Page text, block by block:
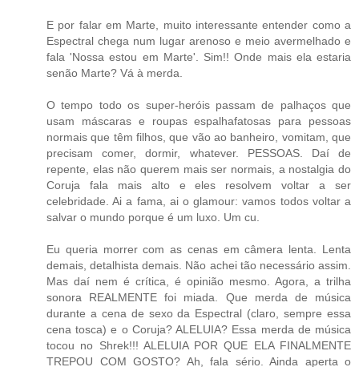
E por falar em Marte, muito interessante entender como a
Espectral chega num lugar arenoso e meio avermelhado e
fala 'Nossa estou em Marte'. Sim!! Onde mais ela estaria
senão Marte? Vá à merda.
O tempo todo os super-heróis passam de palhaços que
usam máscaras e roupas espalhafatosas para pessoas
normais que têm filhos, que vão ao banheiro, vomitam, que
precisam comer, dormir, whatever. PESSOAS. Daí de
repente, elas não querem mais ser normais, a nostalgia do
Coruja fala mais alto e eles resolvem voltar a ser
celebridade. Ai a fama, ai o glamour: vamos todos voltar a
salvar o mundo porque é um luxo. Um cu.
Eu queria morrer com as cenas em câmera lenta. Lenta
demais, detalhista demais. Não achei tão necessário assim.
Mas daí nem é crítica, é opinião mesmo. Agora, a trilha
sonora REALMENTE foi miada. Que merda de música
durante a cena de sexo da Espectral (claro, sempre essa
cena tosca) e o Coruja? ALELUIA? Essa merda de música
tocou no Shrek!!! ALELUIA POR QUE ELA FINALMENTE
TREPOU COM GOSTO? Ah, fala sério. Ainda aperta o